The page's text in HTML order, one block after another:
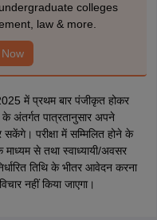
colleges
law & more.
2025 में प्रथम बार पंजीकृत होकर
के अंतर्गत पात्रतानुसार अपने
परीक्षा में सम्मिलित होने के
माध्यम से तथा स्वाध्यायी/अवसर
तिथि के भीतर आवेदन करना
नहीं किया जाएगा।